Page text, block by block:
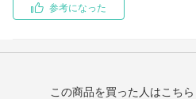
参考になった
この商品を買った人はこち